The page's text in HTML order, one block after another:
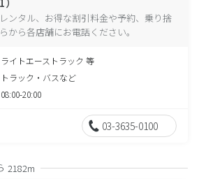
ンタル、お得な割引料金や予約、乗り捨
から各店舗にお電話ください。
ライトエーストラック 等
トラック・バスなど
08:00-20:00
03-3635-0100
2182m